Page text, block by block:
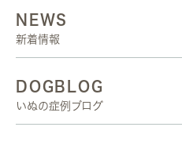
NEWS
新着情報
DOGBLOG
いぬの症例ブログ